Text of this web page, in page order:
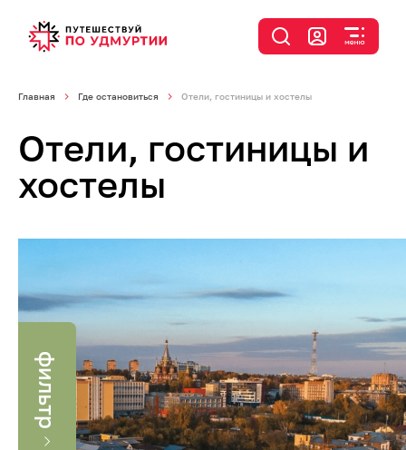
Главная Где остановиться Отели, гостиницы и хостелы
Отели, гостиницы и
хостелы
фильтр